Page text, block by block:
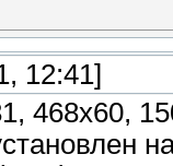
12:41]
468х60,